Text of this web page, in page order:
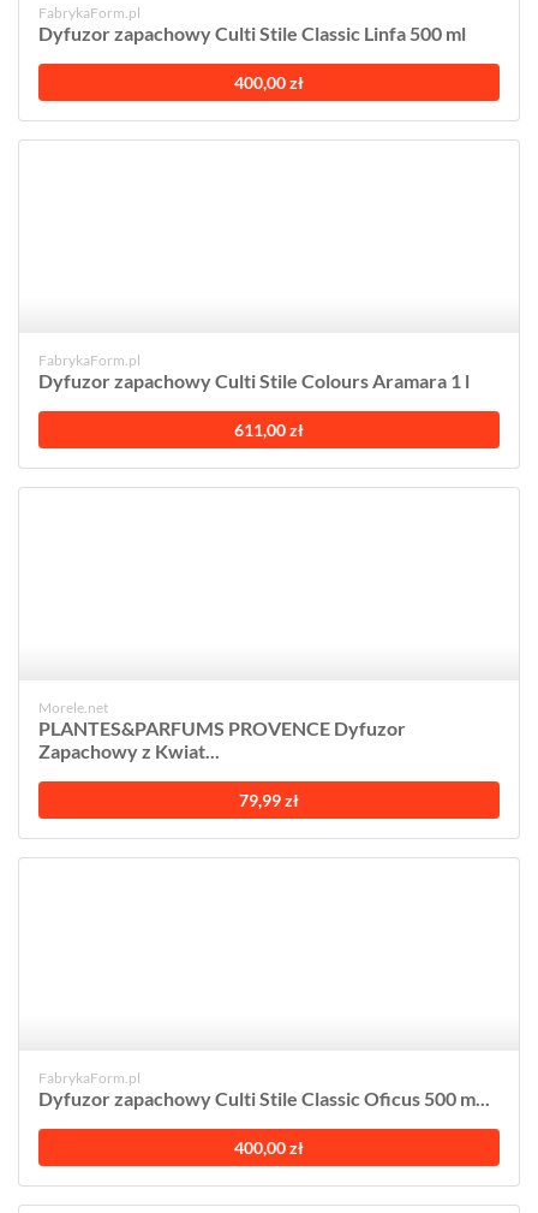
FabrykaForm.pl
Dyfuzor zapachowy Culti Stile Classic Linfa 500 ml
400,00 zł
FabrykaForm.pl
Dyfuzor zapachowy Culti Stile Colours Aramara 1 l
611,00 zł
Morele.net
PLANTES&PARFUMS PROVENCE Dyfuzor
Zapachowy z Kwiat...
79,99 zł
FabrykaForm.pl
Dyfuzor zapachowy Culti Stile Classic Oficus 500 m...
400,00 zł